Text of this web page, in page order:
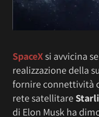
SpaceXsi avvicina
realizzazione della
fornire connettività
rete satellitare
di Elon Musk ha